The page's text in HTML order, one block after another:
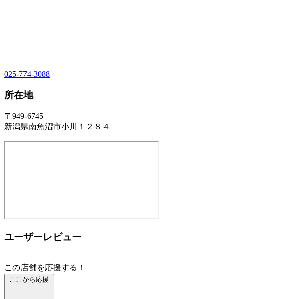
025-774-3088
所在地
〒949-6745
新潟県南魚沼市小川１２８４
ユーザーレビュー
この店舗を応援する！
ここから応援